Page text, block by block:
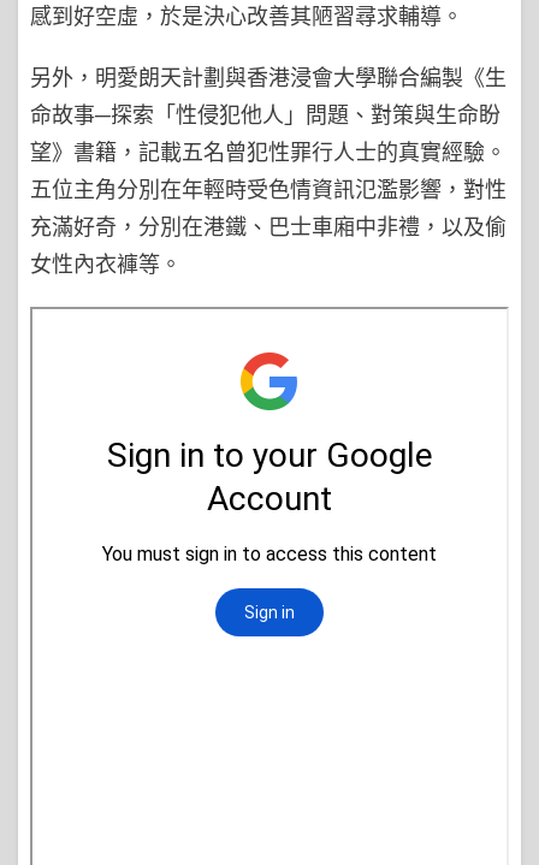
感到好空虛，於是決心改善其陋習尋求輔導。
另外，明愛朗天計劃與香港浸會大學聯合編製《生
命故事─探索「性侵犯他人」問題、對策與生命盼
望》書籍，記載五名曾犯性罪行人士的真實經驗。
五位主角分別在年輕時受色情資訊氾濫影響，對性
充滿好奇，分別在港鐵、巴士車廂中非禮，以及偷
女性內衣褲等。